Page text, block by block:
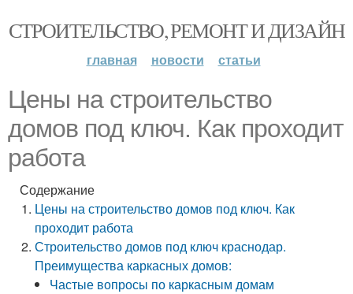
СТРОИТЕЛЬСТВО, РЕМОНТ И ДИЗАЙН
главная новости статьи
Цены на строительство
домов под ключ. Как проходит
работа
Содержание
Цены на строительство домов под ключ. Как
проходит работа
Строительство домов под ключ краснодар.
Преимущества каркасных домов:
Частые вопросы по каркасным домам